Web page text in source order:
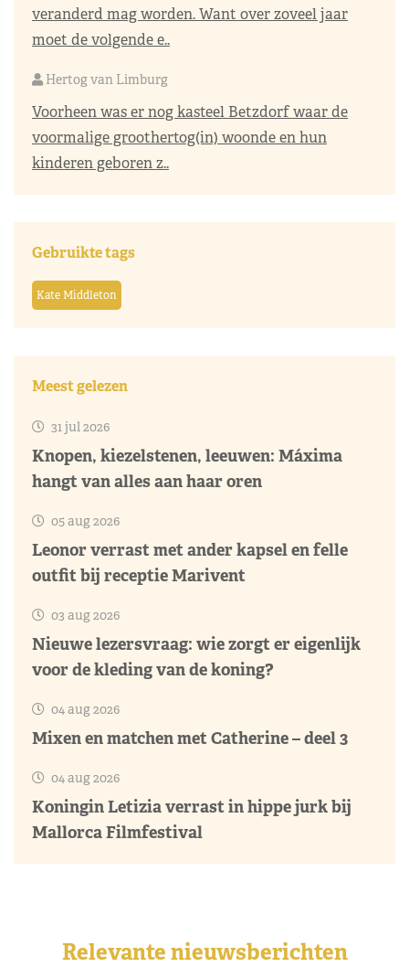
veranderd mag worden. Want over zoveel jaar
moet de volgende e..
Hertog van Limburg
Voorheen was er nog kasteel Betzdorf waar de
voormalige groothertog(in) woonde en hun
kinderen geboren z..
Gebruikte tags
Kate Middleton
Meest gelezen
31 jul 2026
Knopen, kiezelstenen, leeuwen: Máxima
hangt van alles aan haar oren
05 aug 2026
Leonor verrast met ander kapsel en felle
outfit bij receptie Marivent
03 aug 2026
Nieuwe lezersvraag: wie zorgt er eigenlijk
voor de kleding van de koning?
04 aug 2026
Mixen en matchen met Catherine – deel 3
04 aug 2026
Koningin Letizia verrast in hippe jurk bij
Mallorca Filmfestival
Relevante nieuwsberichten